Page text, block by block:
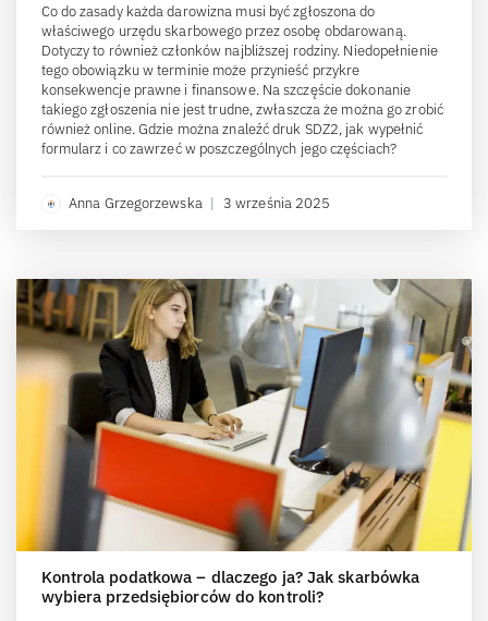
Co do zasady każda darowizna musi być zgłoszona do
właściwego urzędu skarbowego przez osobę obdarowaną.
Dotyczy to również członków najbliższej rodziny. Niedopełnienie
tego obowiązku w terminie może przynieść przykre
konsekwencje prawne i finansowe. Na szczęście dokonanie
takiego zgłoszenia nie jest trudne, zwłaszcza że można go zrobić
również online. Gdzie można znaleźć druk SDZ2, jak wypełnić
formularz i co zawrzeć w poszczególnych jego częściach?
Anna Grzegorzewska | 3 września 2025
Kontrola podatkowa – dlaczego ja? Jak skarbówka
wybiera przedsiębiorców do kontroli?